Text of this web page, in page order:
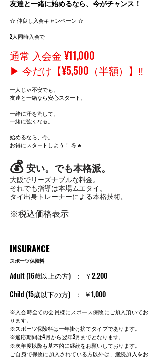
友達と一緒に始めるなら、今がチャンス！
☆ 仲良し入会キャンペーン ☆
2人同時入会で――
通常 入会金 ¥11,000
▶ 今だけ【¥5,500（半額）】‼
一人じゃ不安でも、
友達と一緒なら安心スタート。
一緒に汗を流して、
一緒に強くなる。
始めるなら、今。
お得にスタートしよう！ 💪🔥
💰安い。でも本格派。
大阪でリーズナブルな料金。
それでも指導は本場ムエタイ。
タイ出身トレーナーによる本格技術。
※税込価格表示
INSURANCE
スポーツ保険料
Adult (16歳以上の方) ： ￥2,200
Child (15歳以下の方) ： ￥1,000
※入会時全ての会員様にスポース保険にご加入頂いてお
ります。
※スポーツ保険料は一年掛け捨てタイプであります。
※適応期間は4月から翌年3月までとなります。
※次年度以降も基本的に継続をお願いしております。
​ご自身で保険に加入されている方以外は、継続加入をお